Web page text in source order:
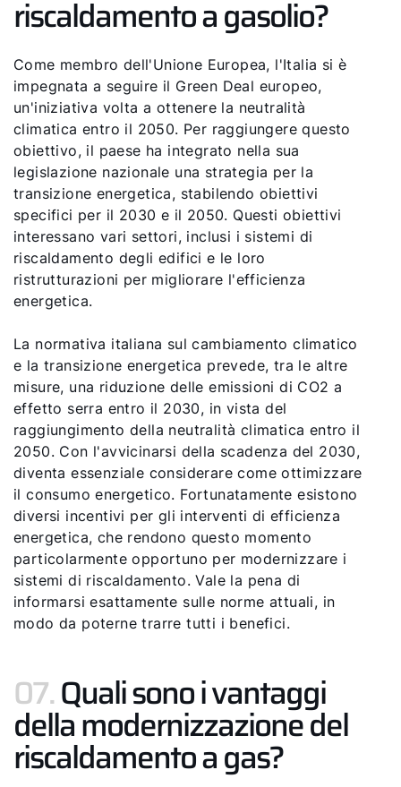
riscaldamento a gasolio?
Come membro dell'Unione Europea, l'Italia si è
impegnata a seguire il Green Deal europeo,
un'iniziativa volta a ottenere la neutralità
climatica entro il 2050. Per raggiungere questo
obiettivo, il paese ha integrato nella sua
legislazione nazionale una strategia per la
transizione energetica, stabilendo obiettivi
specifici per il 2030 e il 2050. Questi obiettivi
interessano vari settori, inclusi i sistemi di
riscaldamento degli edifici e le loro
ristrutturazioni per migliorare l'efficienza
energetica.
La normativa italiana sul cambiamento climatico
e la transizione energetica prevede, tra le altre
misure, una riduzione delle emissioni di CO2 a
effetto serra entro il 2030, in vista del
raggiungimento della neutralità climatica entro il
2050. Con l'avvicinarsi della scadenza del 2030,
diventa essenziale considerare come ottimizzare
il consumo energetico. Fortunatamente esistono
diversi incentivi per gli interventi di efficienza
energetica, che rendono questo momento
particolarmente opportuno per modernizzare i
sistemi di riscaldamento. Vale la pena di
informarsi esattamente sulle norme attuali, in
modo da poterne trarre tutti i benefici.
07.Quali sono i vantaggi
della modernizzazione del
riscaldamento a gas?